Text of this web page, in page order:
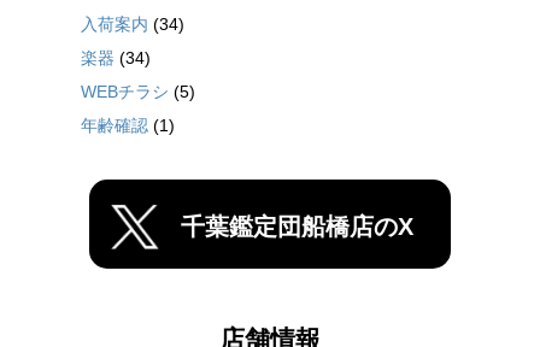
入荷案内 (34)
楽器 (34)
WEBチラシ (5)
年齢確認 (1)
千葉鑑定団船橋店のX
店舗情報